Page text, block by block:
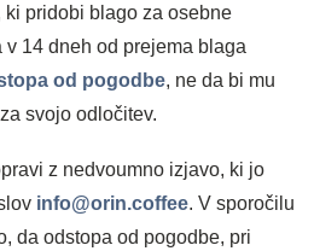
ki pridobi blago za osebne
14 dneh od prejema blaga
od pogodbe, ne da bi mu
svojo odločitev.
z nedvoumno izjavo, ki jo
info@orin.coffee. V sporočilu
da odstopa od pogodbe, pri